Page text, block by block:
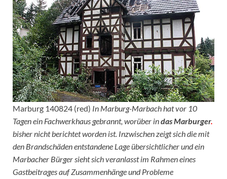
Marburg 140824 (red) In Marburg-Marbach hat vor 10
Tagen ein Fachwerkhaus gebrannt, worüber indas Marburger.
bisher nicht berichtet worden ist. Inzwischen zeigt sich die mit
den Brandschäden entstandene Lage übersichtlicher und ein
Marbacher Bürger sieht sich veranlasst im Rahmen eines
Gastbeitrages auf Zusammenhänge und Probleme